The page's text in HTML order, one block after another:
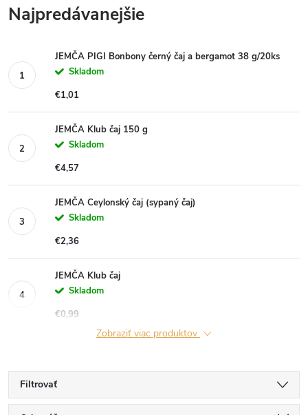
Najpredávanejšie
JEMČA PIGI Bonbony černý čaj a bergamot 38 g/20ks
Skladom
€1,01
JEMČA Klub čaj 150 g
Skladom
€4,57
JEMČA Ceylonský čaj (sypaný čaj)
Skladom
€2,36
JEMČA Klub čaj
Skladom
€0,99
Zobraziť viac produktov
Filtrovať